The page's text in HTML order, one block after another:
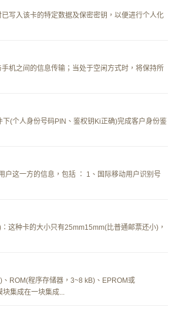
写入该卡的特定数据及保密密钥，以便进行个人化
机之间的信息传输；当处于空闲方式时，将保持所
(个人身份号码PIN、鉴权钥Ki正确)完成客户身份鉴
户这一方的信息，包括 ： 1、国际移动用户识别号
这种卡的大小只有25mm15mm(比普通邮票还小)，
ROM(程序存储器，3~8 kB)、EPROM或
集成在一块集成...